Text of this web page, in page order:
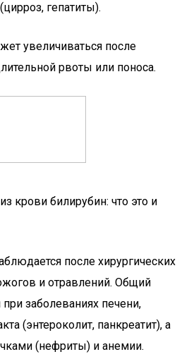
гепатиты).
увеличиваться после
рвоты или поноса.
крови билирубин: что это и
после хирургических
и отравлений. Общий
заболеваниях печени,
(энтероколит, панкреатит), а
(нефриты) и анемии.